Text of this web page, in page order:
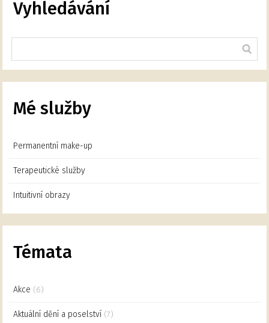
Vyhledávání
Mé služby
Permanentní make-up
Terapeutické služby
Intuitivní obrazy
Témata
Akce (6)
Aktuální dění a poselství (7)